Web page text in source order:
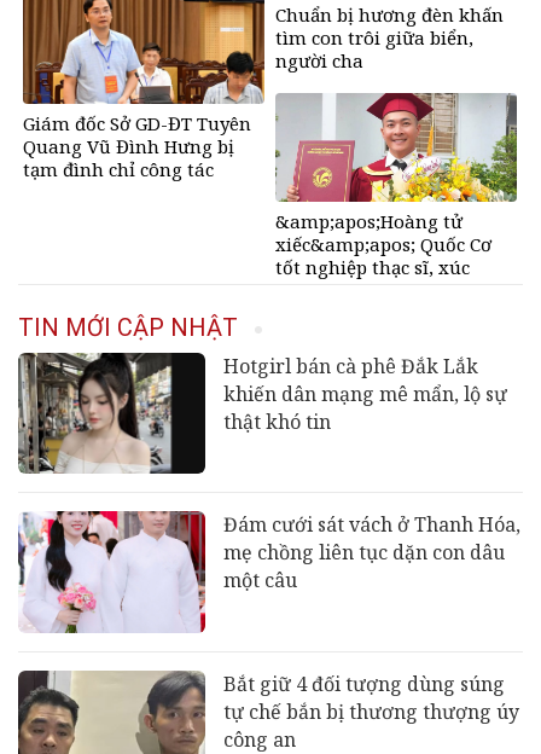
Giám đốc Sở GD-ĐT Tuyên
Quang Vũ Đình Hưng bị
tạm đình chỉ công tác
Chuẩn bị hương đèn khấn
tìm con trôi giữa biển,
người cha
tim&amp;apos; khi nghe
con từ cõi chết trở về
&amp;apos;Hoàng tử
xiếc&amp;apos; Quốc Cơ
tốt nghiệp thạc sĩ, xúc
TIN MỚI CẬP NHẬT
Hotgirl bán cà phê Đắk Lắk
khiến dân mạng mê mẩn, lộ sự
thật khó tin
Đám cưới sát vách ở Thanh Hóa,
mẹ chồng liên tục dặn con dâu
một câu
Bắt giữ 4 đối tượng dùng súng
tự chế bắn bị thương thượng úy
công an